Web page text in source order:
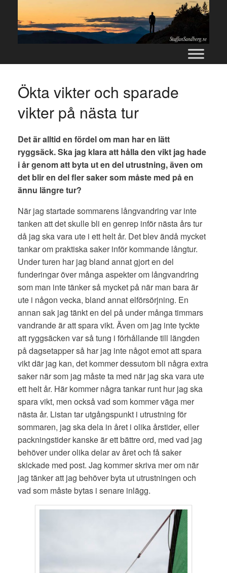
content
Ökta vikter och sparade
vikter på nästa tur
Det är alltid en fördel om man har en lätt
ryggsäck. Ska jag klara att hålla den vikt jag hade
i år genom att byta ut en del utrustning, även om
det blir en del fler saker som måste med på en
ännu längre tur?
När jag startade sommarens långvandring var inte
tanken att det skulle bli en genrep inför nästa års tur
då jag ska vara ute i ett helt år. Det blev ändå mycket
tankar om praktiska saker inför kommande långtur.
Under turen har jag bland annat gjort en del
funderingar över många aspekter om långvandring
som man inte tänker så mycket på när man bara är
ute i någon vecka, bland annat elförsörjning. En
annan sak jag tänkt en del på under många timmars
vandrande är att spara vikt. Även om jag inte tyckte
att ryggsäcken var så tung i förhållande till längden
på dagsetapper så har jag inte något emot att spara
vikt där jag kan, det kommer dessutom bli några extra
saker när som jag måste ta med när jag ska vara ute
ett helt år. Här kommer några tankar runt hur jag ska
spara vikt, men också vad som kommer väga mer
nästa år. Listan tar utgångspunkt i utrustning för
sommaren, jag ska dela in året i olika årstider, eller
packningstider kanske är ett bättre ord, med vad jag
behöver under olika delar av året och få saker
skickade med post. Jag kommer skriva mer om när
jag tänker att jag behöver byta ut utrustningen och
vad som måste bytas i senare inlägg.